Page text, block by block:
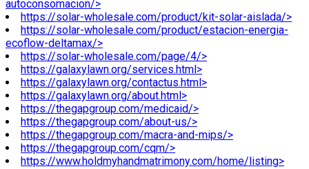
autoconsomacion/>
https://solar-wholesale.com/product/kit-solar-aislada/>
https://solar-wholesale.com/product/estacion-energia-
ecoflow-deltamax/>
https://solar-wholesale.com/page/4/>
https://galaxylawn.org/services.html>
https://galaxylawn.org/contactus.html>
https://galaxylawn.org/about.html>
https://thegapgroup.com/medicaid/>
https://thegapgroup.com/about-us/>
https://thegapgroup.com/macra-and-mips/>
https://thegapgroup.com/cqm/>
https://www.holdmyhandmatrimony.com/home/listing>